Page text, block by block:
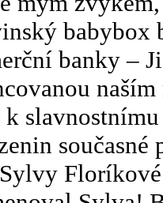
babybox
banky –
k
současné